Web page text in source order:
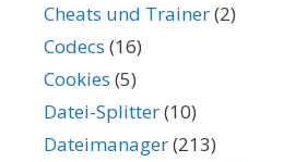
Cheats und Trainer(2)
Codecs (16)
Cookies (5)
Datei-Splitter(10)
Dateimanager(213)